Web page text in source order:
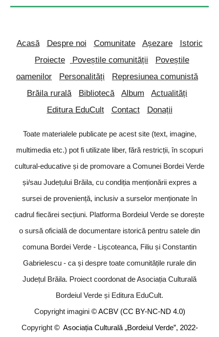
Acasă Despre noi Comunitate Așezare
Istoric
Proiecte
Poveștile comunității
Poveștile
oamenilor
Personalități
Represiunea comunistă
Brăila rurală
Bibliotecă Album
Actualități
Editura EduCult
Contact Donații
Toate materialele publicate pe acest site (text, imagine,
multimedia etc.) pot fi utilizate liber, fără restricții, în scopuri
cultural-educative și de promovare a Comunei Bordei Verde
și/sau Județului Brăila, cu condiția menționării expres a
sursei de proveniență, inclusiv a surselor menționate în
cadrul fiecărei secțiuni. Platforma Bordeiul Verde se dorește
o sursă oficială de documentare istorică pentru satele din
comuna Bordei Verde - Lișcoteanca, Filiu și Constantin
Gabrielescu - ca și despre toate comunitățile rurale din
Județul Brăila. Proiect coordonat de Asociația Culturală
Bordeiul Verde și Editura EduCult.
Copyright imagini © ACBV (CC BY-NC-ND 4.0)
Copyright © Asociația Culturală „Bordeiul Verde”, 2022-